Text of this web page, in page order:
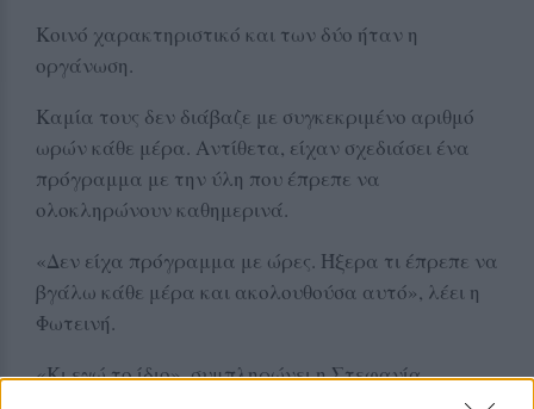
Κοινό χαρακτηριστικό και των δύο ήταν η
οργάνωση.
Καμία τους δεν διάβαζε με συγκεκριμένο αριθμό
ωρών κάθε μέρα. Αντίθετα, είχαν σχεδιάσει ένα
πρόγραμμα με την ύλη που έπρεπε να
ολοκληρώνουν καθημερινά.
«Δεν είχα πρόγραμμα με ώρες. Ήξερα τι έπρεπε να
βγάλω κάθε μέρα και ακολουθούσα αυτό», λέει η
Φωτεινή.
«Κι εγώ το ίδιο», συμπληρώνει η Στεφανία.